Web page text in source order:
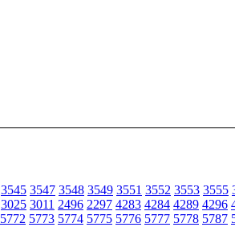
3545 3547 3548 3549 3551 3552 3553 3555
3025 3011 2496 2297 4283 4284 4289 4296
5772 5773 5774 5775 5776 5777 5778 5787